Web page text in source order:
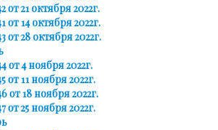
от 21 октября 2022г.
от 14 октября 2022г.
от 28 октября 2022г.
от 4 ноября 2022г.
от 11 ноября 2022г.
от 18 ноября 2022г.
от 25 ноября 2022г.